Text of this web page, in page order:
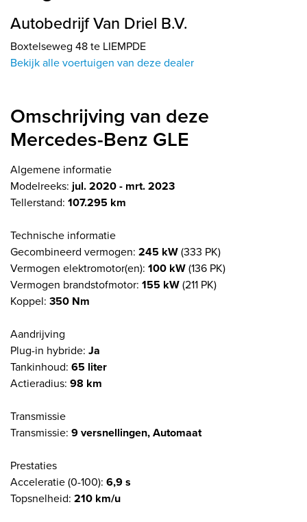
Autobedrijf Van Driel B.V.
Boxtelseweg 48 te LIEMPDE
Bekijk alle voertuigen van deze dealer
Omschrijving van deze
Mercedes-Benz GLE
Algemene informatie
Modelreeks: jul. 2020 - mrt. 2023
Tellerstand: 107.295 km
Technische informatie
Gecombineerd vermogen: 245 kW(333 PK)
Vermogen elektromotor(en): 100 kW(136 PK)
Vermogen brandstofmotor: 155 kW(211 PK)
Koppel: 350 Nm
Aandrijving
Plug-in hybride: Ja
Tankinhoud: 65 liter
Actieradius: 98 km
Transmissie
Transmissie: 9 versnellingen, Automaat
Prestaties
Acceleratie (0-100): 6,9 s
Topsnelheid: 210 km/u